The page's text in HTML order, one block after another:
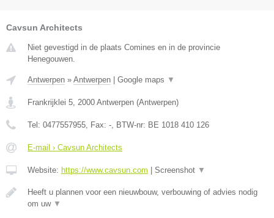
Cavsun Architects
Niet gevestigd in de plaats Comines en in de provincie
Henegouwen.
Antwerpen » Antwerpen Google maps ▼
Frankrijklei 5 2000 Antwerpen (Antwerpen)
Tel: 0477557955 , Fax: - , BTW-nr: BE 1018 410 126
E-mail › Cavsun Architects
Website: https://www.cavsun.com Screenshot ▼
Heeft u plannen voor een nieuwbouw, verbouwing of advies nodig
om uw ▼